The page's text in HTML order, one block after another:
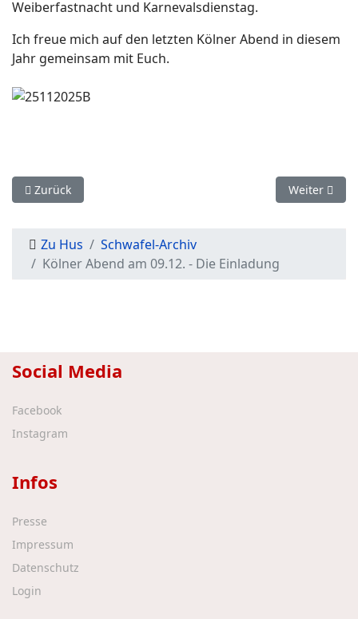
Weiberfastnacht und Karnevalsdienstag.
Ich freue mich auf den letzten Kölner Abend in diesem
Jahr gemeinsam mit Euch.
Vorheriger Beitrag: Frohe Weihnachten und alles Gute im
Zurück Nächster
Weiter
Zu Hus
Schwafel-Archiv
Kölner Abend am 09.12. - Die Einladung
Social Media
Facebook
Instagram
Infos
Presse
Impressum
Datenschutz
Login